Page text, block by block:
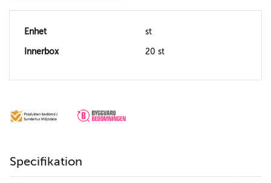
Enhet st
Innerbox 20 st
Specifikation